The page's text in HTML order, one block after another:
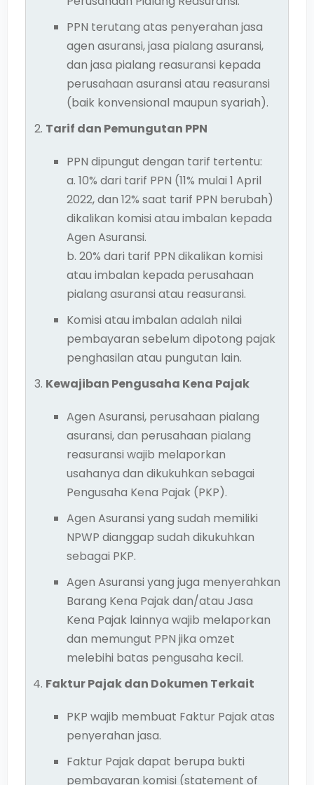
PPN terutang atas penyerahan jasa
agen asuransi, jasa pialang asuransi,
dan jasa pialang reasuransi kepada
perusahaan asuransi atau reasuransi
(baik konvensional maupun syariah).
Tarif dan Pemungutan PPN
PPN dipungut dengan tarif tertentu:
a. 10% dari tarif PPN (11% mulai 1 April
2022, dan 12% saat tarif PPN berubah)
dikalikan komisi atau imbalan kepada
Agen Asuransi.
b. 20% dari tarif PPN dikalikan komisi
atau imbalan kepada perusahaan
pialang asuransi atau reasuransi.
Komisi atau imbalan adalah nilai
pembayaran sebelum dipotong pajak
penghasilan atau pungutan lain.
Kewajiban Pengusaha Kena Pajak
Agen Asuransi, perusahaan pialang
asuransi, dan perusahaan pialang
reasuransi wajib melaporkan
usahanya dan dikukuhkan sebagai
Pengusaha Kena Pajak (PKP).
Agen Asuransi yang sudah memiliki
NPWP dianggap sudah dikukuhkan
sebagai PKP.
Agen Asuransi yang juga menyerahkan
Barang Kena Pajak dan/atau Jasa
Kena Pajak lainnya wajib melaporkan
dan memungut PPN jika omzet
melebihi batas pengusaha kecil.
Faktur Pajak dan Dokumen Terkait
PKP wajib membuat Faktur Pajak atas
penyerahan jasa.
Faktur Pajak dapat berupa bukti
pembayaran komisi (statement of